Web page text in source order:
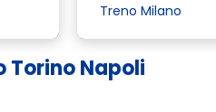
Treno Milano
Torino Napoli